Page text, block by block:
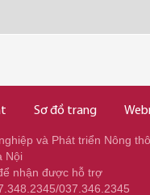
Sơ đồ trang
và Phát triển Nông
Nội
nhận được hỗ trợ
037.346.2345